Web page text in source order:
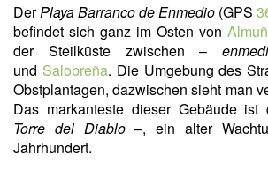
DerPlaya Barranco de Enmedio (GPS
befindet sich ganz im Osten von
der Steilküste zwischen –
und Salobreña. Die Umgebung des
Obstplantagen, dazwischen sieht man
Das markanteste dieser Gebäude ist
Torre del Diablo–, ein alter
Jahrhundert.